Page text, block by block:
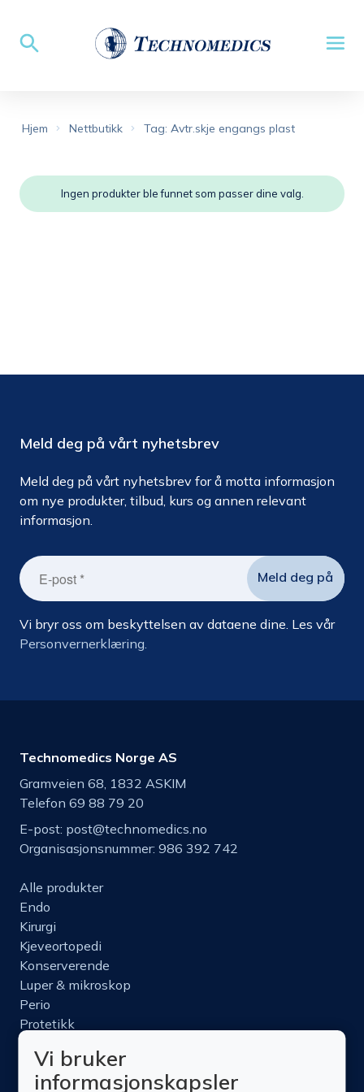
Hjem Nettbutikk Tag: Avtr.skje engangs plast
Ingen produkter ble funnet som passer dine valg.
Meld deg på vårt nyhetsbrev
Meld deg på vårt nyhetsbrev for å motta informasjon
om nye produkter, tilbud, kurs og annen relevant
informasjon.
Vi bryr oss om beskyttelsen av dataene dine. Les vår
Personvernerklæring.
Technomedics Norge AS
Gramveien 68, 1832 ASKIM
Telefon 69 88 79 20
E-post: post@technomedics.no
Organisasjonsnummer: 986 392 742
Alle produkter
Endo
Kirurgi
Kjeveortopedi
Konserverende
Luper & mikroskop
Perio
Protetikk
Nettbutikk
Vi bruker
informasjonskapsler